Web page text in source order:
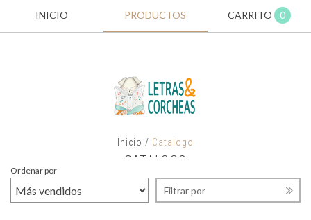
INICIO PRODUCTOS CARRITO 0
Inicio / Catalogo
CATALOGO
Ordenar por
Filtrar por